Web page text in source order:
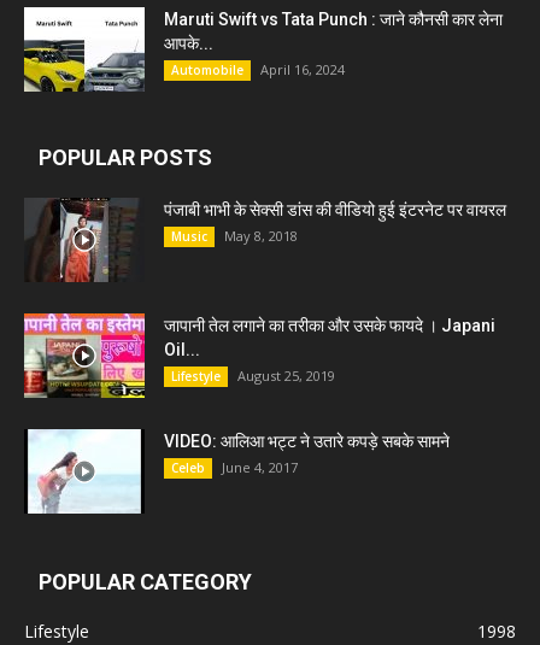
Maruti Swift vs Tata Punch : जाने कौनसी कार लेना
आपके...
Automobile April 16, 2024
POPULAR POSTS
पंजाबी भाभी के सेक्सी डांस की वीडियो हुई इंटरनेट पर वायरल
Music May 8, 2018
जापानी तेल लगाने का तरीका और उसके फायदे । Japani
Oil...
Lifestyle August 25, 2019
VIDEO: आलिआ भट्ट ने उतारे कपड़े सबके सामने
Celeb June 4, 2017
POPULAR CATEGORY
Lifestyle
1998